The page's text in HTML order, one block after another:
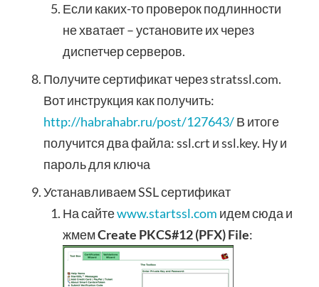
Если каких-то проверок подлинности
не хватает – установите их через
диспетчер серверов.
Получите сертификат через stratssl.com.
Вот инструкция как получить:
http://habrahabr.ru/post/127643/В итоге
получится два файла: ssl.crt и ssl.key. Ну и
пароль для ключа
Устанавливаем SSL сертификат
На сайтеwww.startssl.com идем сюда и
жмемCreate PKCS#12 (PFX) File: